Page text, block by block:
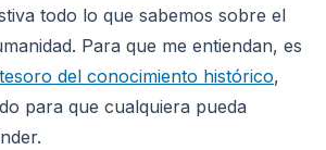
todo lo que sabemos sobre el
Para que me entiendan, es
del conocimiento histórico,
para que cualquiera pueda